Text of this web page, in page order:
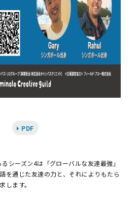
PDF
シーズン4は「グローバルな友達最強」
を通じた友達の力と、それによりもたら
します。